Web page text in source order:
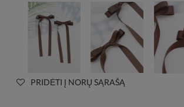
PRIDĖTI Į NORŲ SĄRAŠĄ